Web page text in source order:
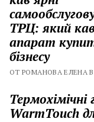
ТРЦ: який
апарат
бізнесу
ОТ РОМАНОВА ЕЛЕНА В
Термохімічні
WarmTouch